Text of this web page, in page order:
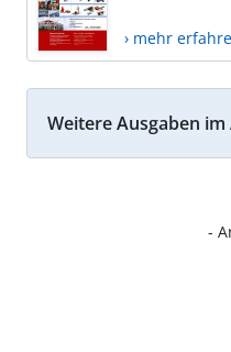
› mehr
Weitere Ausgaben
-